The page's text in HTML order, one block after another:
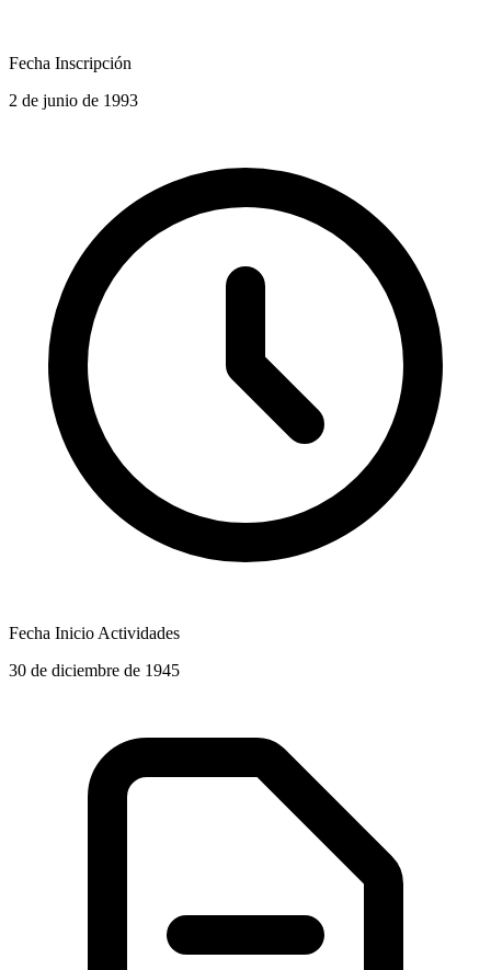
Fecha Inscripción
2 de junio de 1993
Fecha Inicio Actividades
30 de diciembre de 1945